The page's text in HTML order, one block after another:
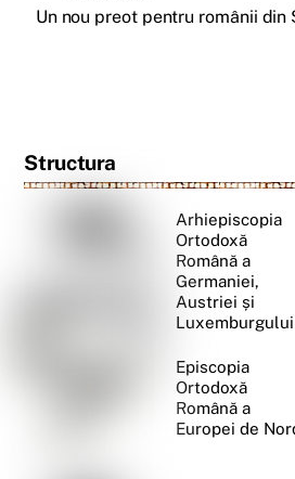
Un nou preot pentru românii din
Structura
Arhiepiscopia
Ortodoxă
Română a
Germaniei,
Austriei și
Luxemburgului
Episcopia
Ortodoxă
Română a
Europei de